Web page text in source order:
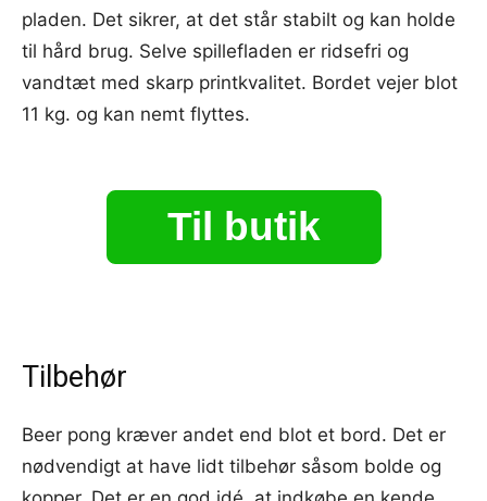
pladen. Det sikrer, at det står stabilt og kan holde
til hård brug. Selve spillefladen er ridsefri og
vandtæt med skarp printkvalitet. Bordet vejer blot
11 kg. og kan nemt flyttes.
Til butik
Tilbehør
Beer pong kræver andet end blot et bord. Det er
nødvendigt at have lidt tilbehør såsom bolde og